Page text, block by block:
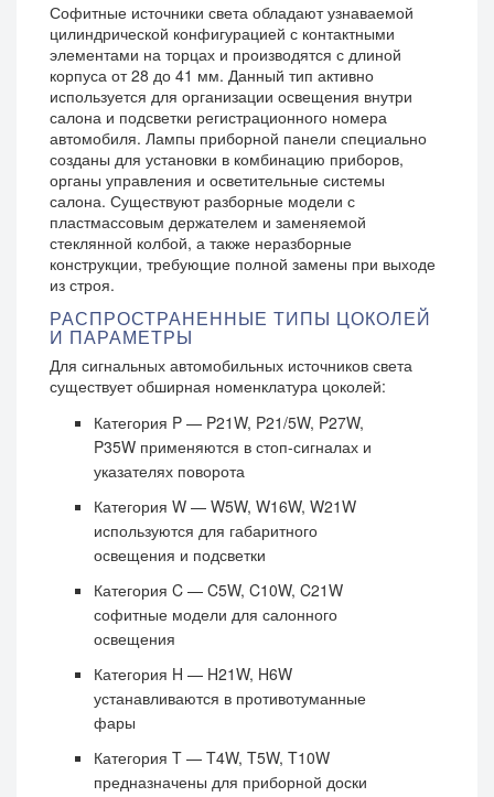
Софитные источники света обладают узнаваемой
цилиндрической конфигурацией с контактными
элементами на торцах и производятся с длиной
корпуса от 28 до 41 мм. Данный тип активно
используется для организации освещения внутри
салона и подсветки регистрационного номера
автомобиля. Лампы приборной панели специально
созданы для установки в комбинацию приборов,
органы управления и осветительные системы
салона. Существуют разборные модели с
пластмассовым держателем и заменяемой
стеклянной колбой, а также неразборные
конструкции, требующие полной замены при выходе
из строя.
РАСПРОСТРАНЕННЫЕ ТИПЫ ЦОКОЛЕЙ
И ПАРАМЕТРЫ
Для сигнальных автомобильных источников света
существует обширная номенклатура цоколей:
Категория P — P21W, P21/5W, P27W,
P35W применяются в стоп-сигналах и
указателях поворота
Категория W — W5W, W16W, W21W
используются для габаритного
освещения и подсветки
Категория C — C5W, C10W, C21W
софитные модели для салонного
освещения
Категория H — H21W, H6W
устанавливаются в противотуманные
фары
Категория T — T4W, T5W, T10W
предназначены для приборной доски